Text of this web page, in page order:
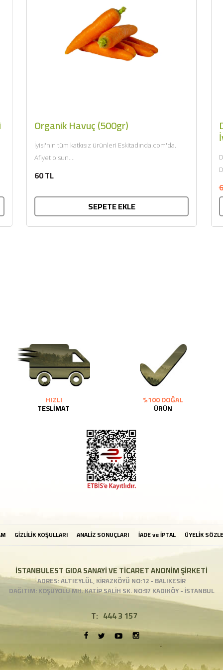
Organik Havuç (500gr)
İyisi'nin tüm katkısız ürünleri Eskitadında.com'da.
Afiyet olsun....
60 TL
SEPETE EKLE
HIZLI
TESLİMAT
%100 DOĞAL
ÜRÜN
GİZLİLİK KOŞULLARI ANALİZ SONUÇLARI İADE ve İPTAL ÜYELİK
İSTANBULEST GIDA SANAYİ VE TİCARET ANONİM ŞİRKETİ
ADRES: ALTIEYLÜL, KİRAZKÖYÜ NO:12 - BALIKESİR
DAĞITIM: KOŞUYOLU MH. KATİP SALİH SK. NO:97 KADIKÖY - İSTANBUL
T: 444 3 157